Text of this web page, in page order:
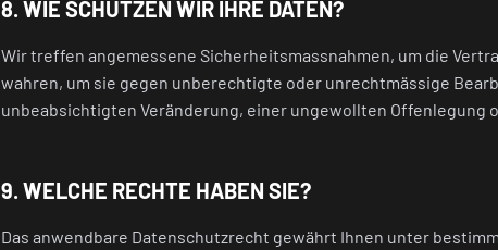
8. WIE SCHÜTZEN WIR IHRE DATEN?
Wir treffen angemessene Sicherheitsmassnahmen, um die
wahren, um sie gegen unberechtigte oder unrechtmässige
unbeabsichtigten Veränderung, einer ungewollten
9. WELCHE RECHTE HABEN SIE?
Das anwendbare Datenschutzrecht gewährt Ihnen unter